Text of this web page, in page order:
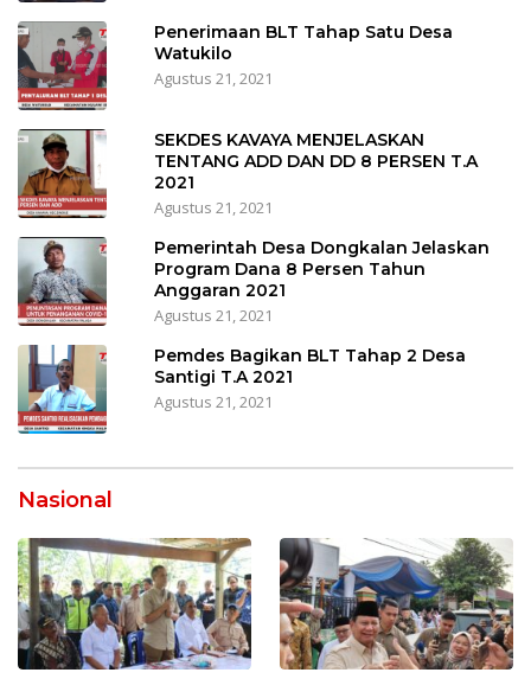
Penerimaan BLT Tahap Satu Desa
Watukilo
Agustus 21, 2021
SEKDES KAVAYA MENJELASKAN
TENTANG ADD DAN DD 8 PERSEN T.A
2021
Agustus 21, 2021
Pemerintah Desa Dongkalan Jelaskan
Program Dana 8 Persen Tahun
Anggaran 2021
Agustus 21, 2021
Pemdes Bagikan BLT Tahap 2 Desa
Santigi T.A 2021
Agustus 21, 2021
Nasional